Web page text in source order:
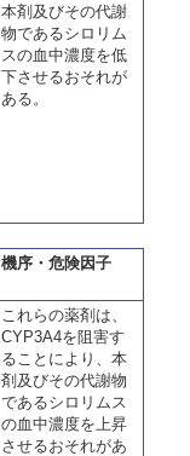
本剤及びその代謝
物であるシロリム
スの血中濃度を低
下させるおそれが
ある。
機序・危険因子
これらの薬剤は、
CYP3A4を阻害す
ることにより、本
剤及びその代謝物
であるシロリムス
の血中濃度を上昇
させるおそれがあ